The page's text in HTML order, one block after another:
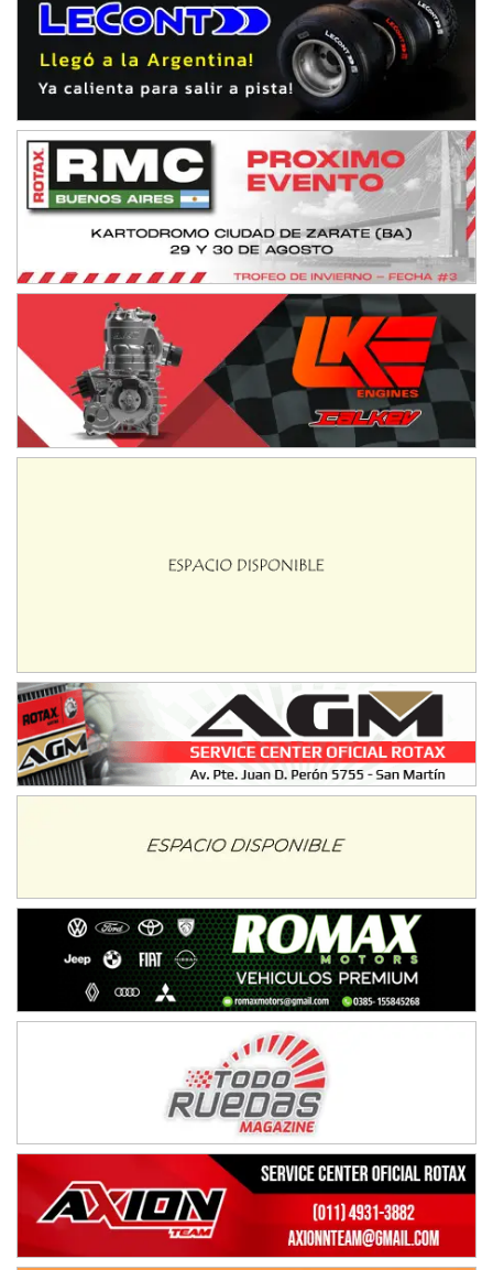
CSK - F7
Juventud Unida (Tierra)
Humboldt (Santa Fe)
NORESTE SANTAFESINO - F6
Avellaneda (Santa Fe)
SUR SANTAFESINO - F4
José Samuel Sánchez (Tierra)
Rufino (Santa Fe)
Juan Navarro (Asfalto)
El Timbó (Tucumán)